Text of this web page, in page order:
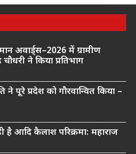
अवार्ड्स–2026 में ग्रामीण
ने किया प्रतिभाग
ने पूरे प्रदेश को गौरवान्वित किया –
है आदि कैलाश परिक्रमा: महाराज